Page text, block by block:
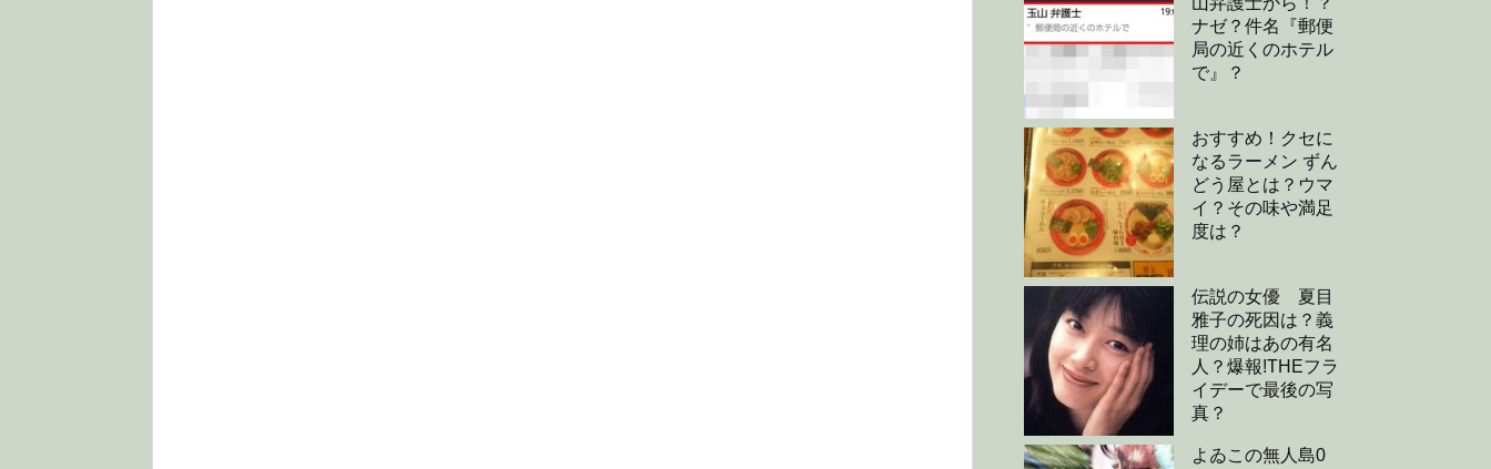
ナゼ？件名『郵便
局の近くのホテル
で』？
おすすめ！クセに
なるラーメン ずん
どう屋とは？ウマ
イ？その味や満足
度は？
伝説の女優 夏目
雅子の死因は？義
理の姉はあの有名
人？爆報!THEフラ
イデーで最後の写
真？
よゐこの無人島0